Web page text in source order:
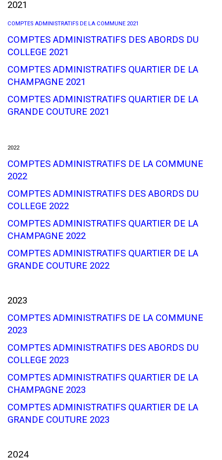
2021
COMPTES ADMINISTRATIFS DE LA COMMUNE 2021
COMPTES ADMINISTRATIFS DES ABORDS DU
COLLEGE 2021
COMPTES ADMINISTRATIFS QUARTIER DE LA
CHAMPAGNE 2021
COMPTES ADMINISTRATIFS QUARTIER DE LA
GRANDE COUTURE 2021
2022
COMPTES ADMINISTRATIFS DE LA COMMUNE
2022
COMPTES ADMINISTRATIFS DES ABORDS DU
COLLEGE 2022
COMPTES ADMINISTRATIFS QUARTIER DE LA
CHAMPAGNE 2022
COMPTES ADMINISTRATIFS QUARTIER DE LA
GRANDE COUTURE 2022
2023
COMPTES ADMINISTRATIFS DE LA COMMUNE
2023
COMPTES ADMINISTRATIFS DES ABORDS DU
COLLEGE 2023
COMPTES ADMINISTRATIFS QUARTIER DE LA
CHAMPAGNE 2023
COMPTES ADMINISTRATIFS QUARTIER DE LA
GRANDE COUTURE 2023
2024